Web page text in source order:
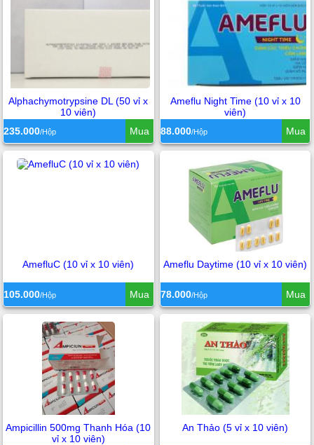
Alphachymotrypsine DL (50 vỉ x
10 viên)
235.000/Hộp Mua
Ameflu Night Time (10 vỉ x 10
viên)
88.000/Hộp Mua
AmefluC (10 vỉ x 10 viên)
105.000/Hộp Mua
Ameflu Daytime (10 vỉ x 10 viên)
78.000/Hộp Mua
Ampicillin 500mg Thanh Hóa (10
vỉ x 10 viên)
An Thảo (5 vỉ x 10 viên)